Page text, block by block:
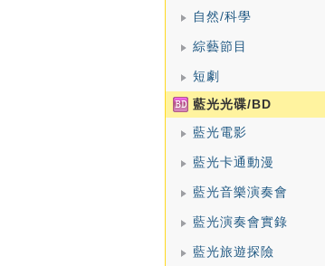
自然/科學
綜藝節目
短劇
藍光光碟/BD
藍光電影
藍光卡通動漫
藍光音樂演奏會
藍光演奏會實錄
藍光旅遊探險